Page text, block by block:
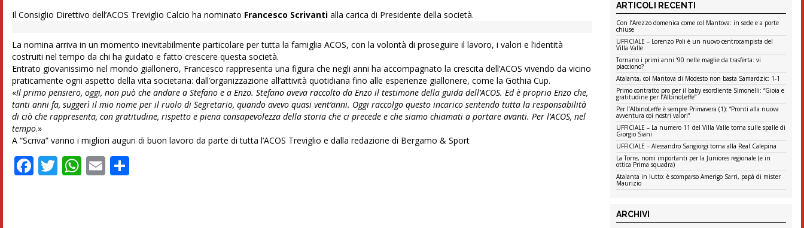
Il Consiglio Direttivo dell’ACOS Treviglio Calcio ha nominato Francesco Scrivanti alla carica di Presidente della società.
La nomina arriva in un momento inevitabilmente particolare per tutta la famiglia ACOS, con la volontà di proseguire il lavoro, i valori e l’identità
costruiti nel tempo da chi ha guidato e fatto crescere questa società.
Entrato giovanissimo nel mondo giallonero, Francesco rappresenta una figura che negli anni ha accompagnato la crescita dell’ACOS vivendo da vicino
praticamente ogni aspetto della vita societaria: dall’organizzazione all’attività quotidiana fino alle esperienze giallonere, come la Gothia Cup.
«Il primo pensiero, oggi, non può che andare a Stefano e a Enzo. Stefano aveva raccolto da Enzo il testimone della guida dell’ACOS. Ed è proprio Enzo che,
tanti anni fa, suggerì il mio nome per il ruolo di Segretario, quando avevo quasi vent’anni. Oggi raccolgo questo incarico sentendo tutta la responsabilità
di ciò che rappresenta, con gratitudine, rispetto e piena consapevolezza della storia che ci precede e che siamo chiamati a portare avanti. Per l’ACOS, nel
tempo.»
A “Scriva” vanno i migliori auguri di buon lavoro da parte di tutta l’ACOS Treviglio e dalla redazione di Bergamo & Sport
Facebook
Twitter
WhatsApp
Email
ARTICOLI RECENTI
Con l’Arezzo domenica come col Mantova: in sede e a porte
chiuse
UFFICIALE – Lorenzo Poli è un nuovo centrocampista del
Villa Valle
Tornano i primi anni ’90 nelle maglie da trasferta: vi
piacciono?
Atalanta, col Mantova di Modesto non basta Samardzic: 1-1
Primo contratto pro per il baby esordiente Simonelli: “Gioia e
gratitudine per l’AlbinoLeffe”
Per l’AlbinoLeffe è sempre Primavera (1): “Pronti alla nuova
avventura coi nostri valori”
UFFICIALE – La numero 11 del Villa Valle torna sulle spalle di
Giorgio Siani
UFFICIALE – Alessandro Sangiorgi torna alla Real Calepina
La Torre, nomi importanti per la Juniores regionale (e in
ottica Prima squadra)
Atalanta in lutto: è scomparso Amerigo Sarri, papà di mister
Maurizio
ARCHIVI